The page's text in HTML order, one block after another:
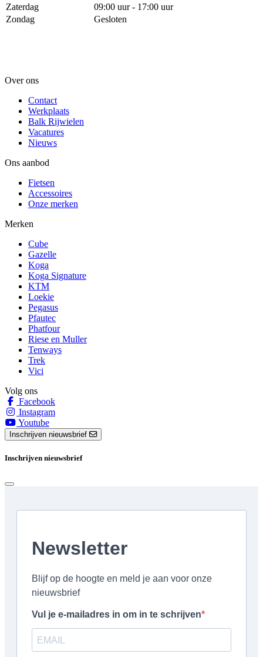
Zaterdag
09:00 uur - 17:00 uur
Zondag
Gesloten
Over ons
Contact
Werkplaats
Balk Rijwielen
Vacatures
Nieuws
Ons aanbod
Fietsen
Accessoires
Onze merken
Merken
Cube
Gazelle
Koga
Koga Signature
KTM
Loekie
Pegasus
Pfautec
Phatfour
Riese en Muller
Tenways
Trek
Vici
Volg ons
Facebook
Instagram
Youtube
Inschrijven nieuwsbrief
Inschrijven nieuwsbrief